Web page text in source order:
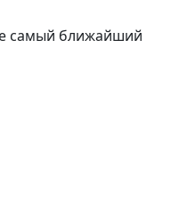
самый ближайший